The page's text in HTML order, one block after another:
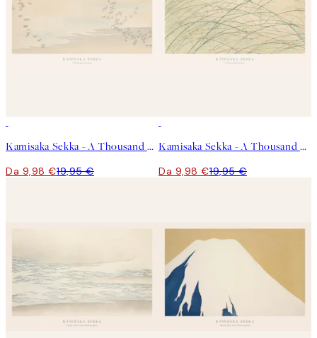
Kamisaka Sekka - A Thousand Grasses Pl.09 Poster
Da 9,98 €19,95 €
Kamisaka Sekka - A Thousand Grasses Pl.17 Poster
Da 9,98 €19,95 €